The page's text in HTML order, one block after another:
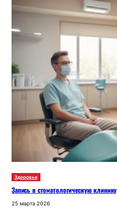
Здоровье
Запись в стоматологическую клинику
25 марта 2026